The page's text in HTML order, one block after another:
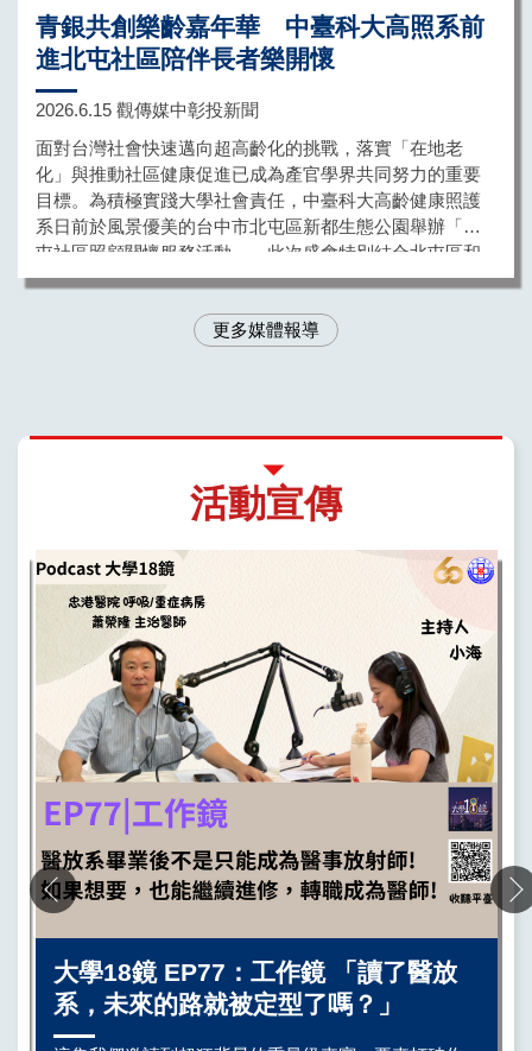
青銀共創樂齡嘉年華 中臺科大高照系前
進北屯社區陪伴長者樂開懷
2026.6.15 觀傳媒中彰投新聞
面對台灣社會快速邁向超高齡化的挑戰，落實「在地老
化」與推動社區健康促進已成為產官學界共同努力的重要
目標。為積極實踐大學社會責任，中臺科大高齡健康照護
系日前於風景優美的台中市北屯區新都生態公園舉辦「北
屯社區照顧關懷服務活動」。此次盛會特別結合北屯區和
平里社區共同辦理，透過一系列精心策劃的健康促進推廣
走出戶外，在綠意盎然的自然環境中共同享受充滿歡笑的
更多媒體報導
活動宣傳
大學18鏡 EP77：工作鏡 「讀了醫放
系，未來的路就被定型了嗎？」